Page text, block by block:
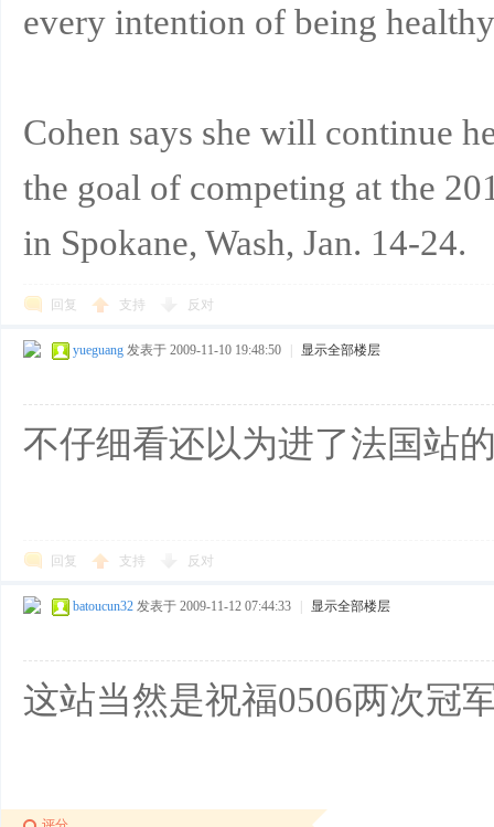
every intention of being
Cohen says she will continue
the goal of competing at the
in Spokane, Wash, Jan. 14-24.
回复 支持 反对
yueguang 发表于 2009-11-10 19:48:50 显示全部楼层
不仔细看还以为进了法国站
回复 支持 反对
batoucun32 发表于 2009-11-12 07:44:33 显示全部楼层
这站当然是祝福0506两次冠